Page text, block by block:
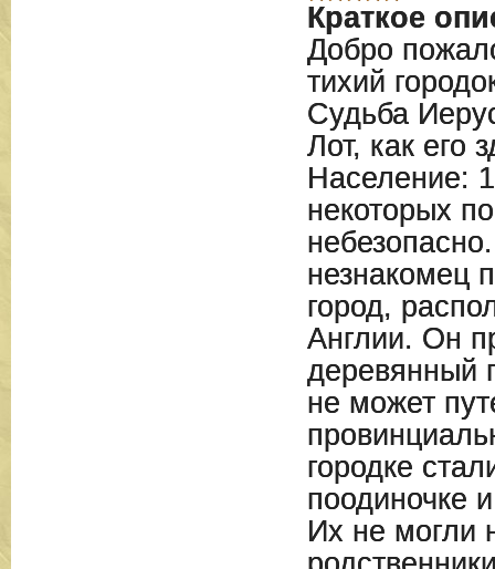
Краткое
Добро
тихий
Судьба
Лот, как его
Население:
некоторых
незнакомец
город,
Англии. Он
деревянный
не может
городке
поодиночке
Их не могли